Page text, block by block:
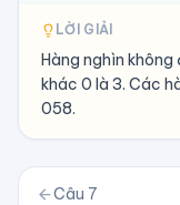
LỜI GIẢI
Hàng nghìn
khác 0 là 3. Các
058.
Câu 7